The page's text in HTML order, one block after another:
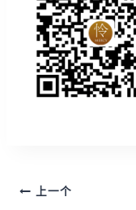
文 上一个